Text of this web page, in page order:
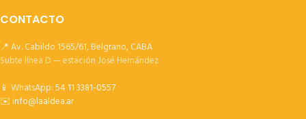
CONTACTO
📍 Av. Cabildo 1565/61, Belgrano, CABA
Subte línea D — estación José Hernández
📱 WhatsApp:54 11 3381-0557
✉️info@laaldea.ar